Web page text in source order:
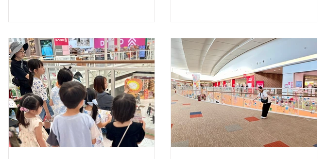
列ができるほどの賑わいとなりました。
ガラス面100枚にわたり、参加者の皆さま
が自由な発想で描いたアート作品は、そ
れぞれの「未来×大牟田」への想いが詰ま
った、素晴らしいものとなりました。 お
子さまたちは真剣な表情で絵を描き、完
成した作品をご覧になった保護者の皆さ
まの笑顔がとても印象的でした。親子で
一緒に制作を楽しむ姿も多く見られ、会
場全体があたたかな空気に包まれていま
した。 プロのアーティストによる丁寧な
近隣の幼稚園などにチラシを配布し、宣
伝活動を行って頂いた結果…… 当日はた
くさんのご家族連れが遊びに来てくださ
いました。 色々なコンテンツがあり、盛
りだくさんな2日間となりました。 1日目
は、『参加型巨大チョークアートワーク
ショップ』を開催しました。 施設の 26周
年をお祝いし、お客様への感謝の気持ち
を込めて、アーティストのつるりさん
が、 春の訪れを感じる動物や鳥たちを描
き、その周りを 120名 の参加者の皆さん